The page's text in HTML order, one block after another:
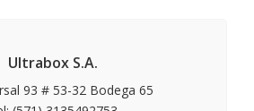
Ultrabox S.A.
93 # 53-32 Bodega 65